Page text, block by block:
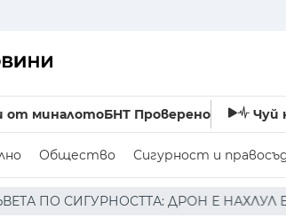
от миналотоБНТ Проверено Чуй
Общество Сигурност и
ДРОН Е НАХЛУЛ В БЪЛГАРСКОТО